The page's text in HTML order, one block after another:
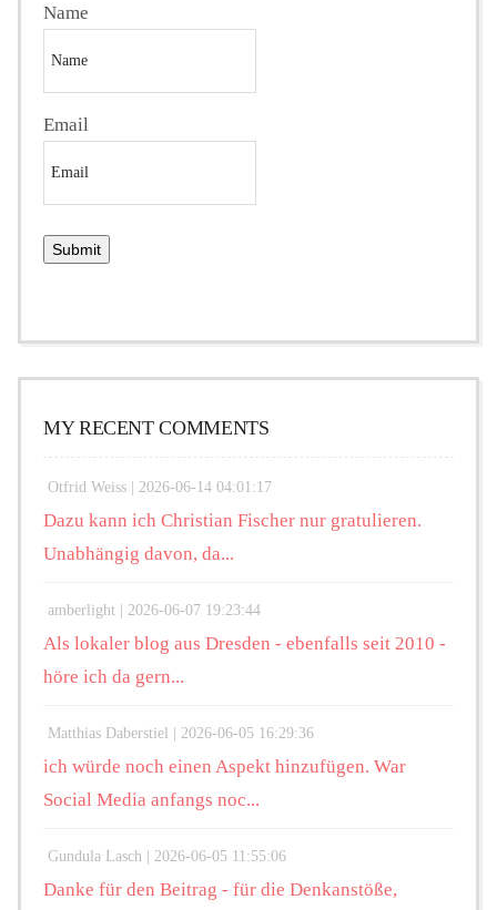
Name
Email
MY RECENT COMMENTS
Otfrid Weiss | 2026-06-14 04:01:17
Dazu kann ich Christian Fischer nur gratulieren.
Unabhängig davon, da...
amberlight | 2026-06-07 19:23:44
Als lokaler blog aus Dresden - ebenfalls seit 2010 -
höre ich da gern...
Matthias Daberstiel | 2026-06-05 16:29:36
ich würde noch einen Aspekt hinzufügen. War
Social Media anfangs noc...
Gundula Lasch | 2026-06-05 11:55:06
Danke für den Beitrag - für die Denkanstöße,